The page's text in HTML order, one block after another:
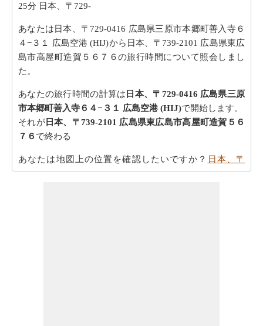
25分 日本、〒729-
あなたは日本、〒729-0416 広島県三原市本郷町善入寺６
４−３１ 広島空港 (HIJ)から日本、〒739-2101 広島県東広
島市高屋町造賀５６７６の旅行時間について照会しまし
た。
あなたの旅行時間の計算は 日本、〒729-0416 広島県三原
市本郷町善入寺６４−３１ 広島空港 (HIJ)で開始します。
それが日本、〒739-2101 広島県東広島市高屋町造賀５６
７６ で終わる
あなたは地図上の位置を確認したいですか？ 日本、〒
729-0416 広島県三原市本郷町善入寺６４−３１ 広島空港